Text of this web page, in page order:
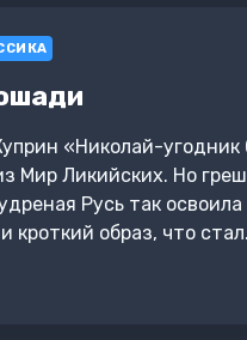
«Николай-угодник
Мир Ликийских. Но
Русь так освоила
кроткий образ, что